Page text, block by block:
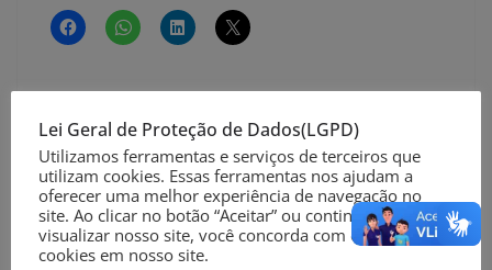
Município do Rio Grande registra mais um óbito por
Covid-19
Covid-19: nas últimas 24h, Brasil registra mais de 30
mil novos casos
Lei Geral de Proteção de Dados(LGPD)
Utilizamos ferramentas e serviços de terceiros que
utilizam cookies. Essas ferramentas nos ajudam a
oferecer uma melhor experiência de navegação no
site. Ao clicar no botão “Aceitar” ou continuar a
visualizar nosso site, você concorda com o uso de
cookies em nosso site.